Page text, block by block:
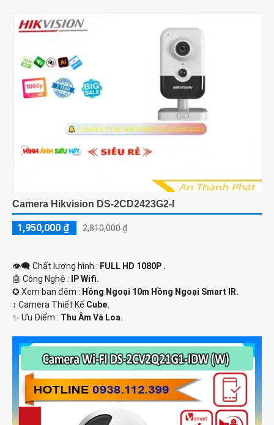
Camera Hikvision DS-2CD2423G2-I
1,950,000 ₫ 2,810,000 ₫
👁️‍🗨 Chất lượng hình : FULL HD 1080P .
🤖️ Công Nghệ :
IP Wifi.
✪ Xem ban đêm : Hồng Ngoại 10m Hồng Ngoại Smart IR.
↕️ Camera Thiết Kế Cube.
️✨ Ưu Điểm : Thu Âm Và Loa.